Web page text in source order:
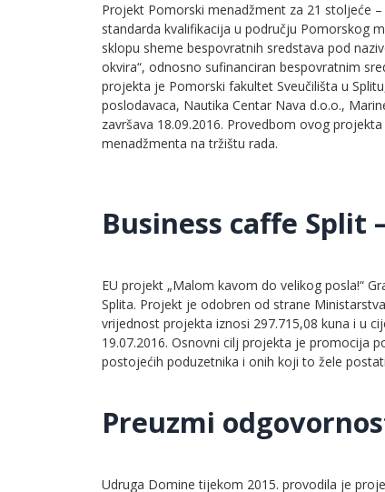
Projekt Pomorski menadžment za 21 stoljeće
standarda kvalifikacija u području Pomorskog
sklopu sheme bespovratnih sredstava pod
okvira“, odnosno sufinanciran bespovratnim
projekta je Pomorski fakultet Sveučilišta u
poslodavaca, Nautika Centar Nava d.o.o.,
završava 18.09.2016. Provedbom ovog
menadžmenta na tržištu rada.
Business caffe Split
EU projekt „Malom kavom do velikog posla!“
Splita. Projekt je odobren od strane
vrijednost projekta iznosi 297.715,08 kuna i u
19.07.2016. Osnovni cilj projekta je promocija
postojećih poduzetnika i onih koji to žele
Preuzmi
Udruga Domine tijekom 2015. provodila je